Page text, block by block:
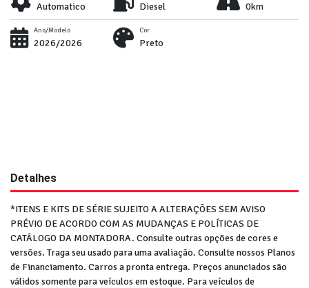
Automatico Diesel 0km
Ano/Modelo
2026/2026
Cor
Preto
Detalhes
*ITENS E KITS DE SÉRIE SUJEITO A ALTERAÇÕES SEM AVISO
PRÉVIO DE ACORDO COM AS MUDANÇAS E POLÍTICAS DE
CATÁLOGO DA MONTADORA. Consulte outras opções de cores e
versões. Traga seu usado para uma avaliação. Consulte nossos Planos
de Financiamento. Carros a pronta entrega. Preços anunciados são
válidos somente para veículos em estoque. Para veículos de